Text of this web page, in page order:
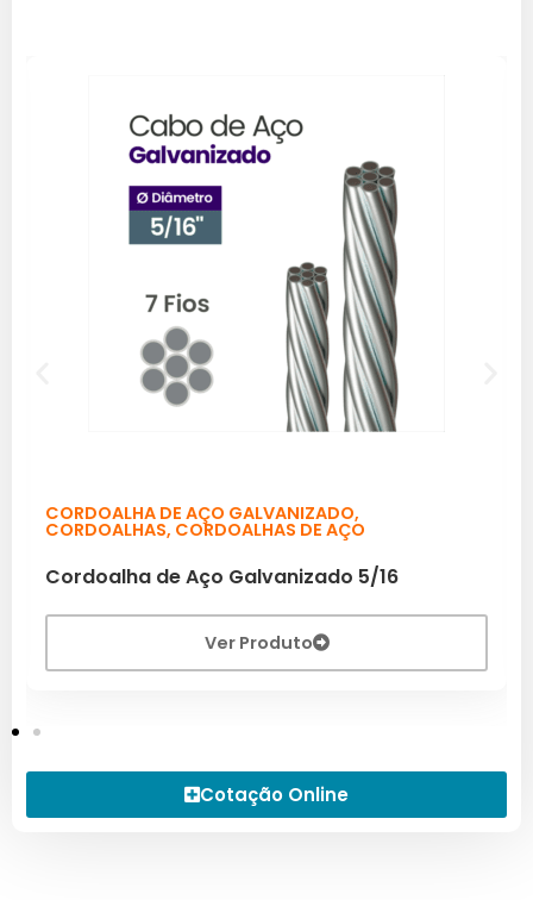
CORDOALHA DE AÇO GALVANIZADO,
CORDOALHAS, CORDOALHAS DE AÇO
Cordoalha de Aço Galvanizado 5/16
Ver Produto
Cotação Online